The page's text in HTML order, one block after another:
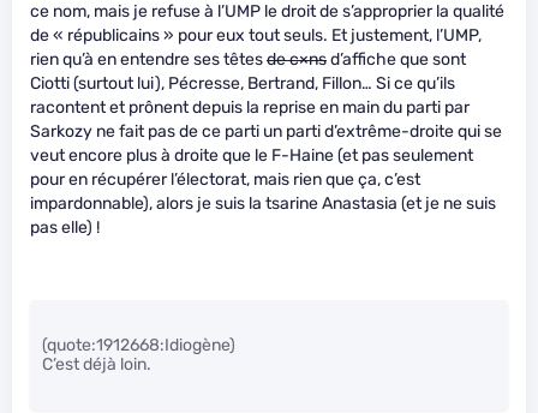
ce nom, mais je refuse à l’UMP le droit de s’approprier la qualité
de « républicains » pour eux tout seuls. Et justement, l’UMP,
rien qu’à en entendre ses têtesde c×nsd’affiche que sont
Ciotti (surtout lui), Pécresse, Bertrand, Fillon… Si ce qu’ils
racontent et prônent depuis la reprise en main du parti par
Sarkozy ne fait pas de ce parti un parti d’extrême-droite qui se
veut encore plus à droite que le F-Haine (et pas seulement
pour en récupérer l’électorat, mais rien que ça, c’est
impardonnable), alors je suis la tsarine Anastasia (et je ne suis
pas elle) !
(quote:1912668:Idiogène)
C’est déjà loin.